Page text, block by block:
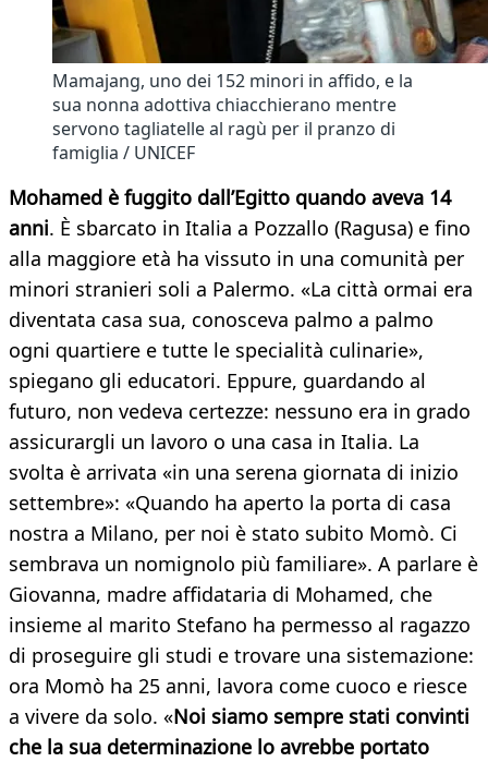
Mamajang, uno dei 152 minori in affido, e la
sua nonna adottiva chiacchierano mentre
servono tagliatelle al ragù per il pranzo di
famiglia / UNICEF
Mohamed è fuggito dall’Egitto quando aveva 14
anni. È sbarcato in Italia a Pozzallo (Ragusa) e fino
alla maggiore età ha vissuto in una comunità per
minori stranieri soli a Palermo. «La città ormai era
diventata casa sua, conosceva palmo a palmo
ogni quartiere e tutte le specialità culinarie»,
spiegano gli educatori. Eppure, guardando al
futuro, non vedeva certezze: nessuno era in grado
assicurargli un lavoro o una casa in Italia. La
svolta è arrivata «in una serena giornata di inizio
settembre»: «Quando ha aperto la porta di casa
nostra a Milano, per noi è stato subito Momò. Ci
sembrava un nomignolo più familiare». A parlare è
Giovanna, madre affidataria di Mohamed, che
insieme al marito Stefano ha permesso al ragazzo
di proseguire gli studi e trovare una sistemazione:
ora Momò ha 25 anni, lavora come cuoco e riesce
a vivere da solo. «Noi siamo sempre stati convinti
che la sua determinazione lo avrebbe portato